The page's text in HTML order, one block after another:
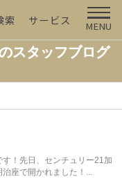
索 サービス MENU
スタッフブログ
！先日、センチュリー21加
座で開かれました！...